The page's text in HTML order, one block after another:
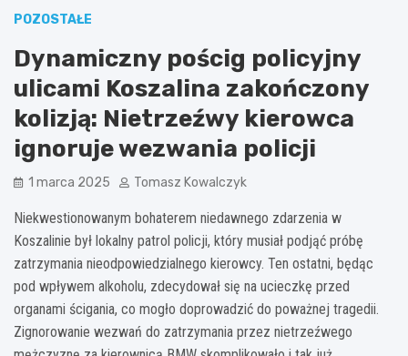
POZOSTAŁE
Dynamiczny pościg policyjny
ulicami Koszalina zakończony
kolizją: Nietrzeźwy kierowca
ignoruje wezwania policji
1 marca 2025 Tomasz Kowalczyk
Niekwestionowanym bohaterem niedawnego zdarzenia w
Koszalinie był lokalny patrol policji, który musiał podjąć próbę
zatrzymania nieodpowiedzialnego kierowcy. Ten ostatni, będąc
pod wpływem alkoholu, zdecydował się na ucieczkę przed
organami ścigania, co mogło doprowadzić do poważnej tragedii.
Zignorowanie wezwań do zatrzymania przez nietrzeźwego